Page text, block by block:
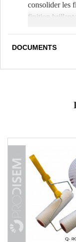
consolider les
finition
pigmenté pour
Transparent
caractère
DOCUMENTS